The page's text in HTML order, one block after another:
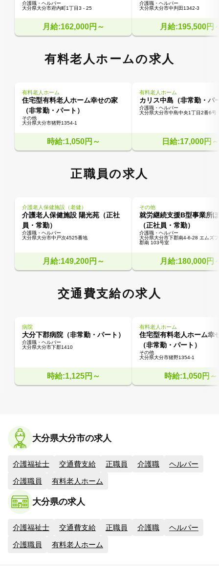
介護職・ヘルパー
大分県大分市府内町1丁目3 - 25
月給:162,000円～
介護職・ヘルパー
大分県大分市中判田1342-3
月給:195,500円
有料老人ホームの求人
有料老人ホーム
住宅型有料老人ホーム幸せの家
（非常勤・パート）
その他
大分県大分市猪野1354-1
時給:1,050円～
有料老人ホーム
カリス中島（非常勤・パ
介護職・ヘルパー
大分県大分市中島中央1丁目2番6号
日給:17,000円～
正職員の求人
介護老人保健施設（老健）
介護老人保健施設 陽光苑（正社
員・常勤）
介護職・ヘルパー
大分県大分市中戸次4525番地
月給:149,200円～
その他
就労継続支援B型事業所
（正社員・常勤）
介護職・ヘルパー
大分県大分市下郡南4-6-28 エムズ
郡南 103号室
月給:180,000円
交通費支給の求人
病院
大分下郡病院（非常勤・パート）
介護職・ヘルパー
大分県大分市下郡1410
時給:1,125円～
有料老人ホーム
住宅型有料老人ホーム幸
（非常勤・パート）
その他
大分県大分市猪野1354-1
時給:1,050円～
大分県大分市の求人
介護福祉士 交通費支給 正職員 介護職 ヘルパー
介護職員 有料老人ホーム
大分県の求人
介護福祉士 交通費支給 正職員 介護職 ヘルパー
介護職員 有料老人ホーム